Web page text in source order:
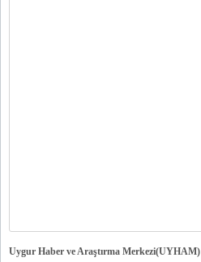
Uygur Haber ve Araştırma Merkezi(UYHAM)